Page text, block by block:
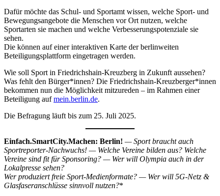
Dafür möchte das Schul- und Sportamt wissen, welche Sport- und
Bewegungsangebote die Menschen vor Ort nutzen, welche
Sportarten sie machen und welche Verbesserungspotenziale sie
sehen.
Die können auf einer interaktiven Karte der berlinweiten
Beteiligungsplattform eingetragen werden.
Wie soll Sport in Friedrichshain-Kreuzberg in Zukunft aussehen?
Was fehlt den Bürger*innen? Die Friedrichshain-Kreuzberger*innen
bekommen nun die Möglichkeit mitzureden – im Rahmen einer
Beteiligung aufmein.berlin.de.
Die Befragung läuft bis zum 25. Juli 2025.
Einfach.SmartCity.Machen: Berlin! — Sport braucht auch
Sportreporter-Nachwuchs! — Welche Vereine bilden aus? Welche
Vereine sind fit für Sponsoring? — Wer will Olympia auch in der
Lokalpresse sehen?
Wer produziert freie Sport-Medienformate? — Wer will 5G-Netz &
Glasfaseranschlüsse sinnvoll nutzen?*